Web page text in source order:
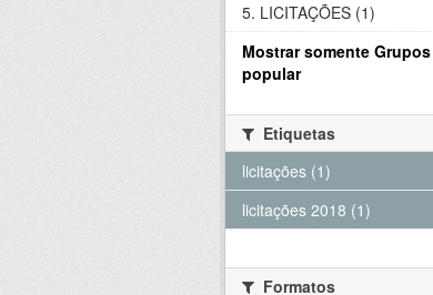
5. LICITAÇÕES (1)
Mostrar somente Grupos
popular
Etiquetas
licitações (1)
licitações 2018 (1)
Formatos